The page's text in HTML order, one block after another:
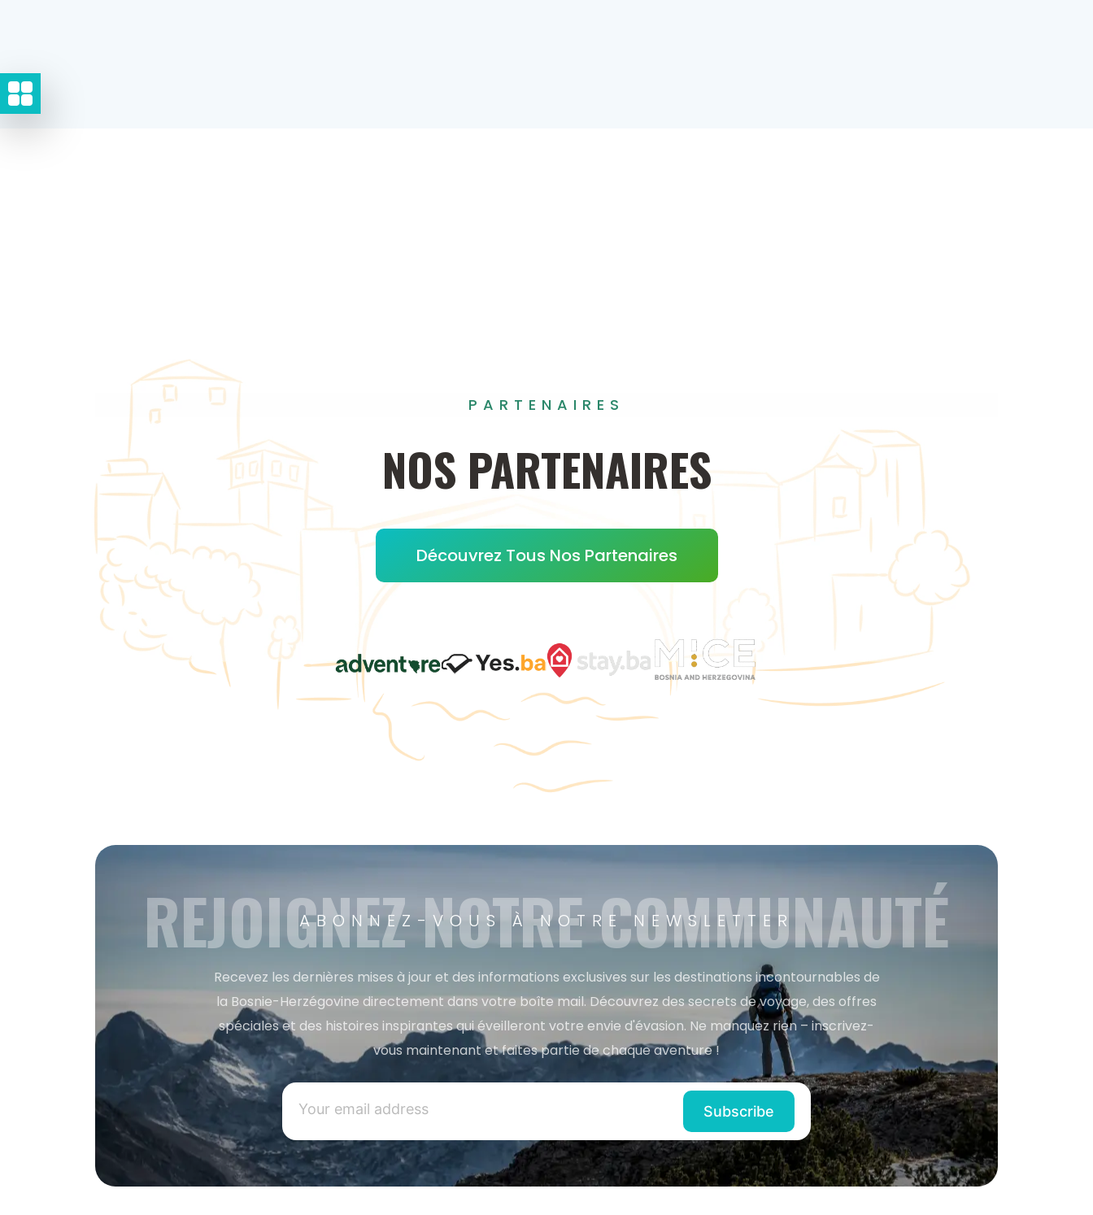
PARTENAIRES
NOS PARTENAIRES
Découvrez Tous Nos Partenaires
ABONNEZ-VOUS À NOTRE NEWSLETTER
REJOIGNEZ NOTRE COMMUNAUTÉ
Recevez les dernières mises à jour et des informations exclusives sur les destinations incontournables de
la Bosnie-Herzégovine directement dans votre boîte mail. Découvrez des secrets de voyage, des offres
spéciales et des histoires inspirantes qui éveilleront votre envie d'évasion. Ne manquez rien – inscrivez-
vous maintenant et faites partie de chaque aventure !